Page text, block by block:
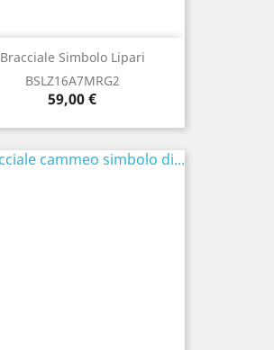
Bracciale Simbolo Lipari
BSLZ16A7MRG2
Prezzo
59,00 €